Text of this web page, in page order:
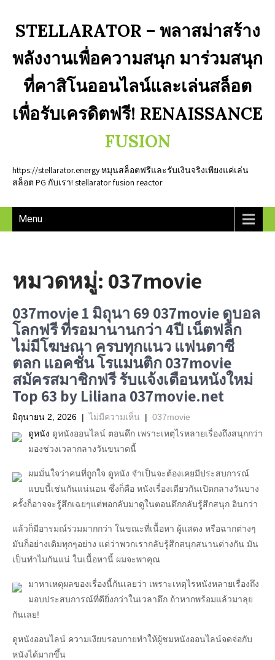
STELLARATOR – พลาสม่าสร้าง
พลังงานเพื่อความสนุก มาร่วมสนุก
ที่คาสิโนออนไลน์และเล่นสล็อต
เพื่อรับเครดิตฟรี! RENAISSANCE
FUSION
https://stellarator.energy หมุนสล็อตฟรีและรับเงินจริงเพียงแค่เล่น
สล็อต PG กับเรา! stellarator fusion reactor
Menu
หมวดหมู่: 037movie
037movie 1 มิถุนา 69 037movie ดูบอล
โลกฟรี ที่รอมานานกว่า 4ปี เน็ตฟลิก
ไม่มีโฆษณา ครบทุกแนว แฟนตาซี
ตลก แอคชั่น โรแมนติก 037movie
สมัครสมาชิกฟรี รับแจ้งเตือนหนังใหม่
Top 63 by Liliana 037movie.net
มิถุนายน 2, 2026 |ไม่มีความเห็น | 037movie
ดูหนัง ดูหนังออนไลน์ ตอนดึก เพราะเหตุไรหลายเรื่องถึงสนุกกว่า
มองช่วงเวลากลางวันขนาดนี้
ผมมั่นใจว่าคนที่ถูกใจ ดูหนัง จำเป็นจะต้องเคยมีประสบการณ์
แบบนี้เช่นกันแน่นอน ซึ่งก็คือ หนังเรื่องเดียวกันเปิดกลางวันบาง
ครั้งก็อาจจะรู้สึกเฉยๆแต่พอกลับมาดูในตอนดึกกลับรู้สึกสนุก อินกว่า
แล้วก็มีอารมณ์ร่วมมากกว่า ในขณะที่เนื้อหา ผู้แสดง หรือฉากต่างๆ
มันก็อย่างเดิมทุกๆอย่าง แต่ว่าพวกเรากลับรู้สึกสนุกสนานต่างกัน มัน
เป็นทำไมกันแน่ ในเนื้อหานี้ ผมจะพาคุณ
มาหาเหตุผลของเรื่องนี้กันเลยว่า เพราะเหตุไรหนังหลายเรื่องถึง
มอบประสบการณ์ที่ดียิ่งกว่าในเวลาดึก ถ้าหากพร้อมแล้วมาลุย
กันเลย!
ดูหนังออนไลน์ ความเงียบรอบกายทำให้ผู้ชมหนังออนไลน์จดจ่อกับ
หนังได้มากขึ้น